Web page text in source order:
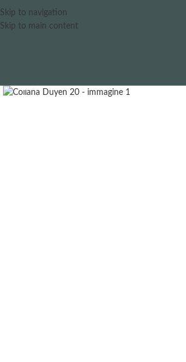
Skip to navigation
Skip to main content